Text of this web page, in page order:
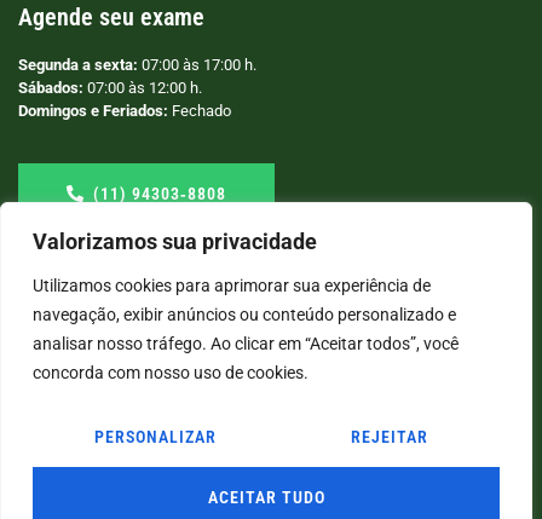
Valorizamos sua privacidade
Utilizamos cookies para aprimorar sua experiência de
navegação, exibir anúncios ou conteúdo personalizado e
analisar nosso tráfego. Ao clicar em “Aceitar todos”, você
concorda com nosso uso de cookies.
PERSONALIZAR REJEITAR
ACEITAR TUDO
Agende seu exame
Segunda a sexta: 07:00 às 17:00 h.
Sábados: 07:00 às 12:00 h.
Domingos e Feriados: Fechado
(11) 94303‑8808
© COPYRIGHT2026→ LABORATÓRIO SÃO VICENTE → POR: CONEKI - SOLUÇÕES DIGITAIS |